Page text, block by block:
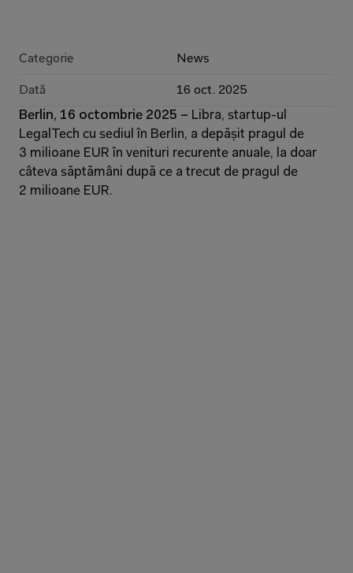
Categorie News
Dată 16 oct. 2025
Berlin, 16 octombrie 2025 – Libra, startup-ul
LegalTech cu sediul în Berlin, a depășit pragul de
3 milioane EUR în venituri recurente anuale, la doar
câteva săptămâni după ce a trecut de pragul de
2 milioane EUR.